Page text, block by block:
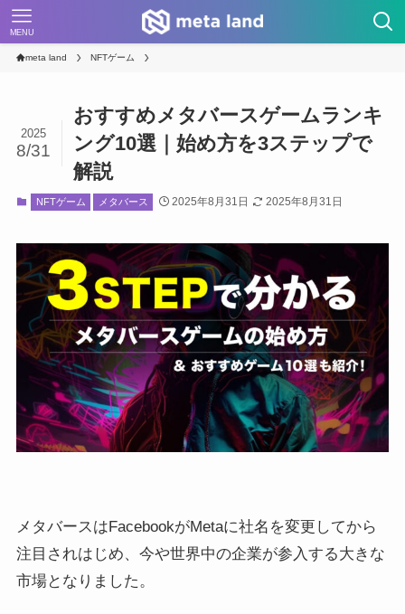
MENU
meta land NFTゲーム
おすすめメタバースゲームランキ
ング10選｜始め方を3ステップで
解説
2025
8/31
NFTゲーム メタバース 2025年8月31日 2025年8月31日
メタバースはFacebookがMetaに社名を変更してから
注目されはじめ、今や世界中の企業が参入する大きな
市場となりました。